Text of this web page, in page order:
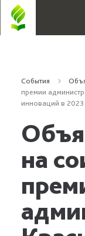
События
премии
инноваций в 2023
на